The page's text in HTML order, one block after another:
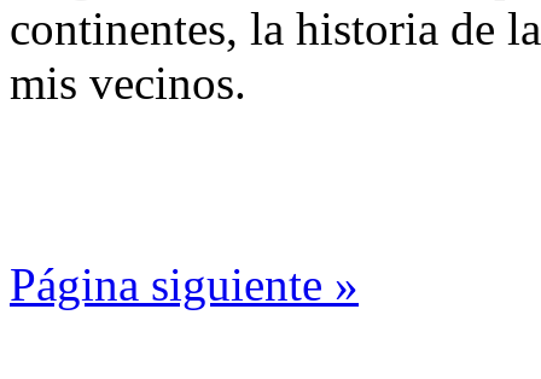
continentes, la historia de
mis vecinos.
Página siguiente »